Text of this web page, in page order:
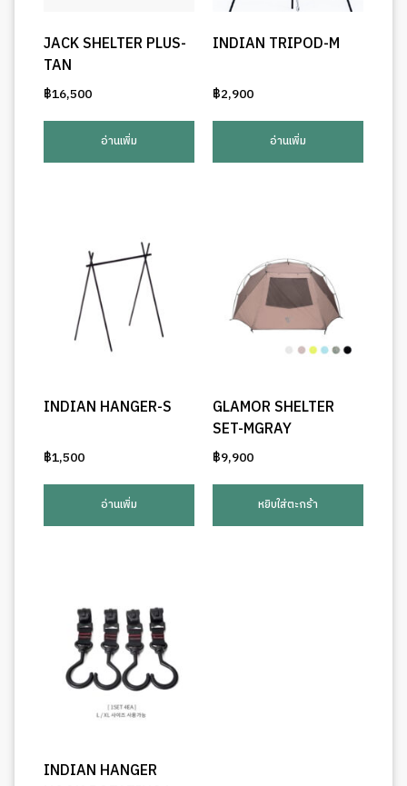
JACK SHELTER PLUS-
TAN
฿16,500
อ่านเพิ่ม
INDIAN TRIPOD-M
฿2,900
อ่านเพิ่ม
INDIAN HANGER-S
฿1,500
อ่านเพิ่ม
GLAMOR SHELTER
SET-MGRAY
฿9,900
หยิบใส่ตะกร้า
INDIAN HANGER